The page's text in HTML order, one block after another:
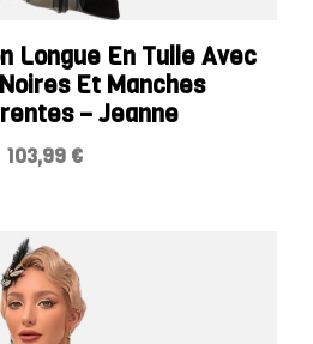
Longue En Tulle Avec
Et Manches
– Jeanne
103,99 €